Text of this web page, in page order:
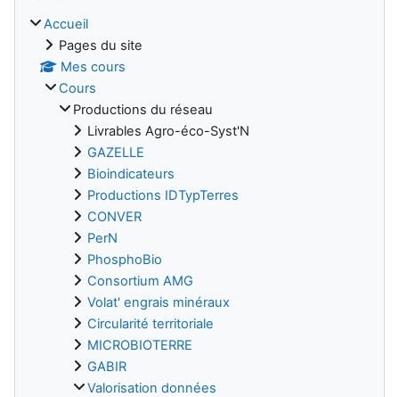
Accueil
Pages du site
Mes cours
Cours
Productions du réseau
Livrables Agro-éco-Syst'N
GAZELLE
Bioindicateurs
Productions IDTypTerres
CONVER
PerN
PhosphoBio
Consortium AMG
Volat' engrais minéraux
Circularité territoriale
MICROBIOTERRE
GABIR
Valorisation données